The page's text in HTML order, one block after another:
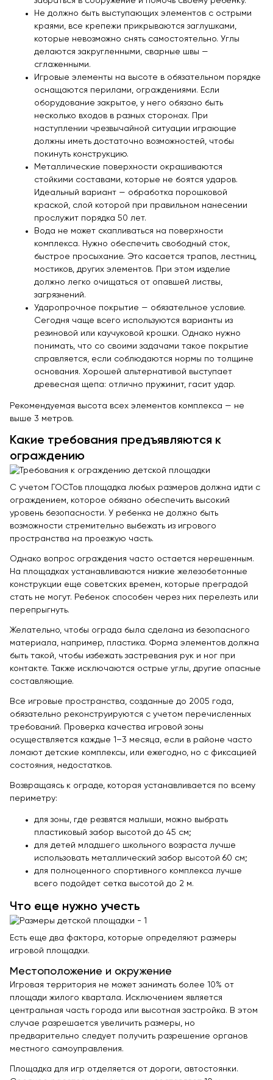
Не должно быть выступающих элементов с острыми
краями, все крепежи прикрываются заглушками,
которые невозможно снять самостоятельно. Углы
делаются закругленными, сварные швы —
сглаженными.
Игровые элементы на высоте в обязательном порядке
оснащаются перилами, ограждениями. Если
оборудование закрытое, у него обязано быть
несколько входов в разных сторонах. При
наступлении чрезвычайной ситуации играющие
должны иметь достаточно возможностей, чтобы
покинуть конструкцию.
Металлические поверхности окрашиваются
стойкими составами, которые не боятся ударов.
Идеальный вариант — обработка порошковой
краской, слой которой при правильном нанесении
прослужит порядка 50 лет.
Вода не может скапливаться на поверхности
комплекса. Нужно обеспечить свободный сток,
быстрое просыхание. Это касается трапов, лестниц,
мостиков, других элементов. При этом изделие
должно легко очищаться от опавшей листвы,
загрязнений.
Ударопрочное покрытие — обязательное условие.
Сегодня чаще всего используются варианты из
резиновой или каучуковой крошки. Однако нужно
понимать, что со своими задачами такое покрытие
справляется, если соблюдаются нормы по толщине
основания. Хорошей альтернативой выступает
древесная щепа: отлично пружинит, гасит удар.
Рекомендуемая высота всех элементов комплекса — не
выше 3 метров.
Какие требования предъявляются к
ограждению
С учетом ГОСТов площадка любых размеров должна идти с
ограждением, которое обязано обеспечить высокий
уровень безопасности. У ребенка не должно быть
возможности стремительно выбежать из игрового
пространства на проезжую часть.
Однако вопрос ограждения часто остается нерешенным.
На площадках устанавливаются низкие железобетонные
конструкции еще советских времен, которые преградой
стать не могут. Ребенок способен через них перелезть или
перепрыгнуть.
Желательно, чтобы ограда была сделана из безопасного
материала, например, пластика. Форма элементов должна
быть такой, чтобы избежать застревания рук и ног при
контакте. Также исключаются острые углы, другие опасные
составляющие.
Все игровые пространства, созданные до 2005 года,
обязательно реконструируются с учетом перечисленных
требований. Проверка качества игровой зоны
осуществляется каждые 1–3 месяца, если в районе часто
ломают детские комплексы, или ежегодно, но с фиксацией
состояния, недостатков.
Возвращаясь к ограде, которая устанавливается по всему
периметру:
для зоны, где резвятся малыши, можно выбрать
пластиковый забор высотой до 45 см;
для детей младшего школьного возраста лучше
использовать металлический забор высотой 60 см;
для полноценного спортивного комплекса лучше
всего подойдет сетка высотой до 2 м.
Что еще нужно учесть
Есть еще два фактора, которые определяют размеры
игровой площадки.
Местоположение и окружение
Игровая территория не может занимать более 10% от
площади жилого квартала. Исключением является
центральная часть города или высотная застройка. В этом
случае разрешается увеличить размеры, но
предварительно следует получить разрешение органов
местного самоуправления.
Площадка для игр отделяется от дороги, автостоянки.